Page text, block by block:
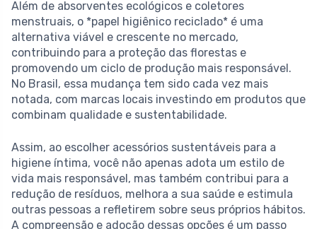
Além de absorventes ecológicos e coletores
menstruais, o *papel higiênico reciclado* é uma
alternativa viável e crescente no mercado,
contribuindo para a proteção das florestas e
promovendo um ciclo de produção mais responsável.
No Brasil, essa mudança tem sido cada vez mais
notada, com marcas locais investindo em produtos que
combinam qualidade e sustentabilidade.
Assim, ao escolher acessórios sustentáveis para a
higiene íntima, você não apenas adota um estilo de
vida mais responsável, mas também contribui para a
redução de resíduos, melhora a sua saúde e estimula
outras pessoas a refletirem sobre seus próprios hábitos.
A compreensão e adoção dessas opções é um passo